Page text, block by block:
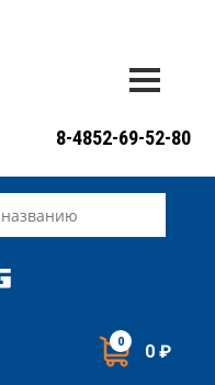
8-4852-69-52-80
0 0 ₽